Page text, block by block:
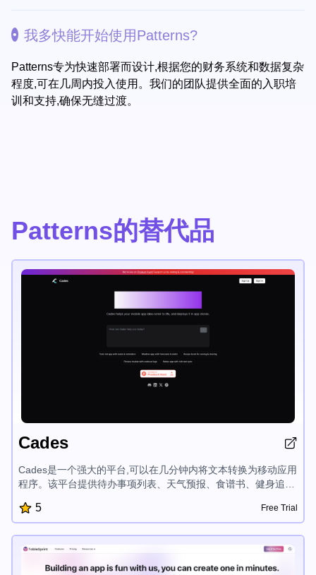
我多快能开始使用Patterns?
Patterns专为快速部署而设计,根据您的财务系统和数据复杂
程度,可在几周内投入使用。我们的团队提供全面的入职培
训和支持,确保无缝过渡。
Patterns的替代品
Cades
Cades是一个强大的平台,可以在几分钟内将文本转换为移动应用
程序。该平台提供待办事项列表、天气预报、食谱书、健身追踪
署到各大应用商店。
5 Free Trial